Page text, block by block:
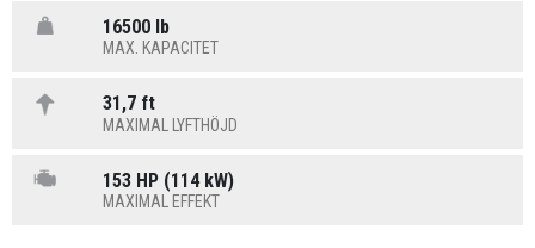
16500 lb
MAX. KAPACITET
31,7 ft
MAXIMAL LYFTHÖJD
153 HP (114 kW)
MAXIMAL EFFEKT